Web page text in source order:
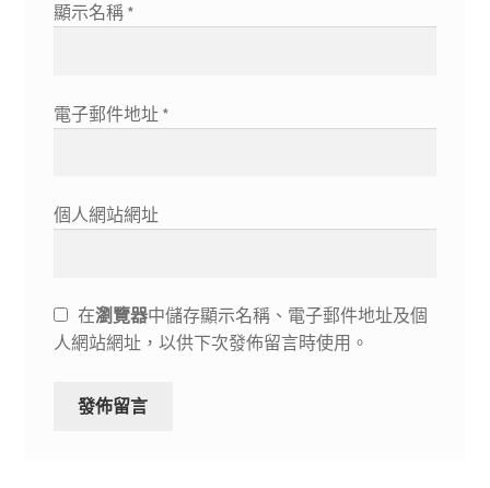
顯示名稱 *
電子郵件地址 *
個人網站網址
在瀏覽器中儲存顯示名稱、電子郵件地址及個
人網站網址，以供下次發佈留言時使用。